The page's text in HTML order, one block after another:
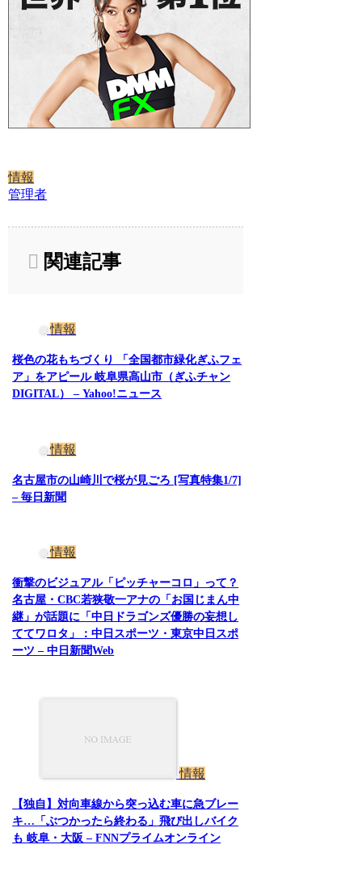
情報
管理者
関連記事
情報
桜色の花もちづくり 「全国都市緑化ぎふフェ
ア」をアピール 岐阜県高山市（ぎふチャン
DIGITAL） – Yahoo!ニュース
情報
名古屋市の山崎川で桜が見ごろ [写真特集1/7]
– 毎日新聞
情報
衝撃のビジュアル「ピッチャーコロ」って？
名古屋・CBC若狭敬一アナの「お国じまん中
継」が話題に「中日ドラゴンズ優勝の妄想し
ててワロタ」：中日スポーツ・東京中日スポ
ーツ – 中日新聞Web
情報
【独自】対向車線から突っ込む車に急ブレー
キ…「ぶつかったら終わる」飛び出しバイク
も 岐阜・大阪 – FNNプライムオンライン